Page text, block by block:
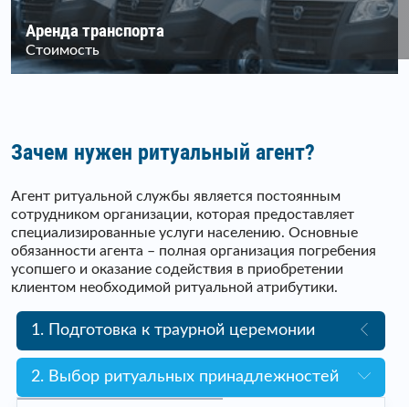
Аренда транспорта
Стоимость
Зачем нужен ритуальный агент?
Агент ритуальной службы является постоянным
сотрудником организации, которая предоставляет
специализированные услуги населению. Основные
обязанности агента – полная организация погребения
усопшего и оказание содействия в приобретении
клиентом необходимой ритуальной атрибутики.
1. Подготовка к траурной церемонии
2. Выбор ритуальных принадлежностей